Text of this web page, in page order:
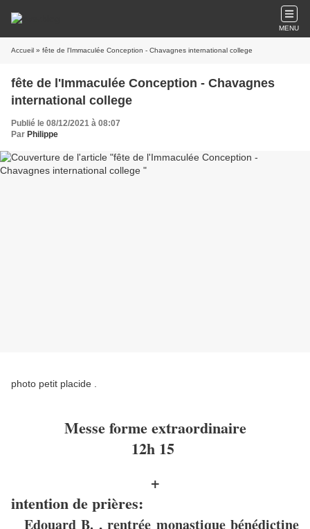
MENU
Accueil » fête de l'Immaculée Conception - Chavagnes international college
fête de l'Immaculée Conception - Chavagnes
international college
Publié le 08/12/2021 à 08:07
Par Philippe
photo petit placide .
Messe forme extraordinaire
12h 15
+
intention de prières:
Edouard B. , rentrée monastique bénédictine